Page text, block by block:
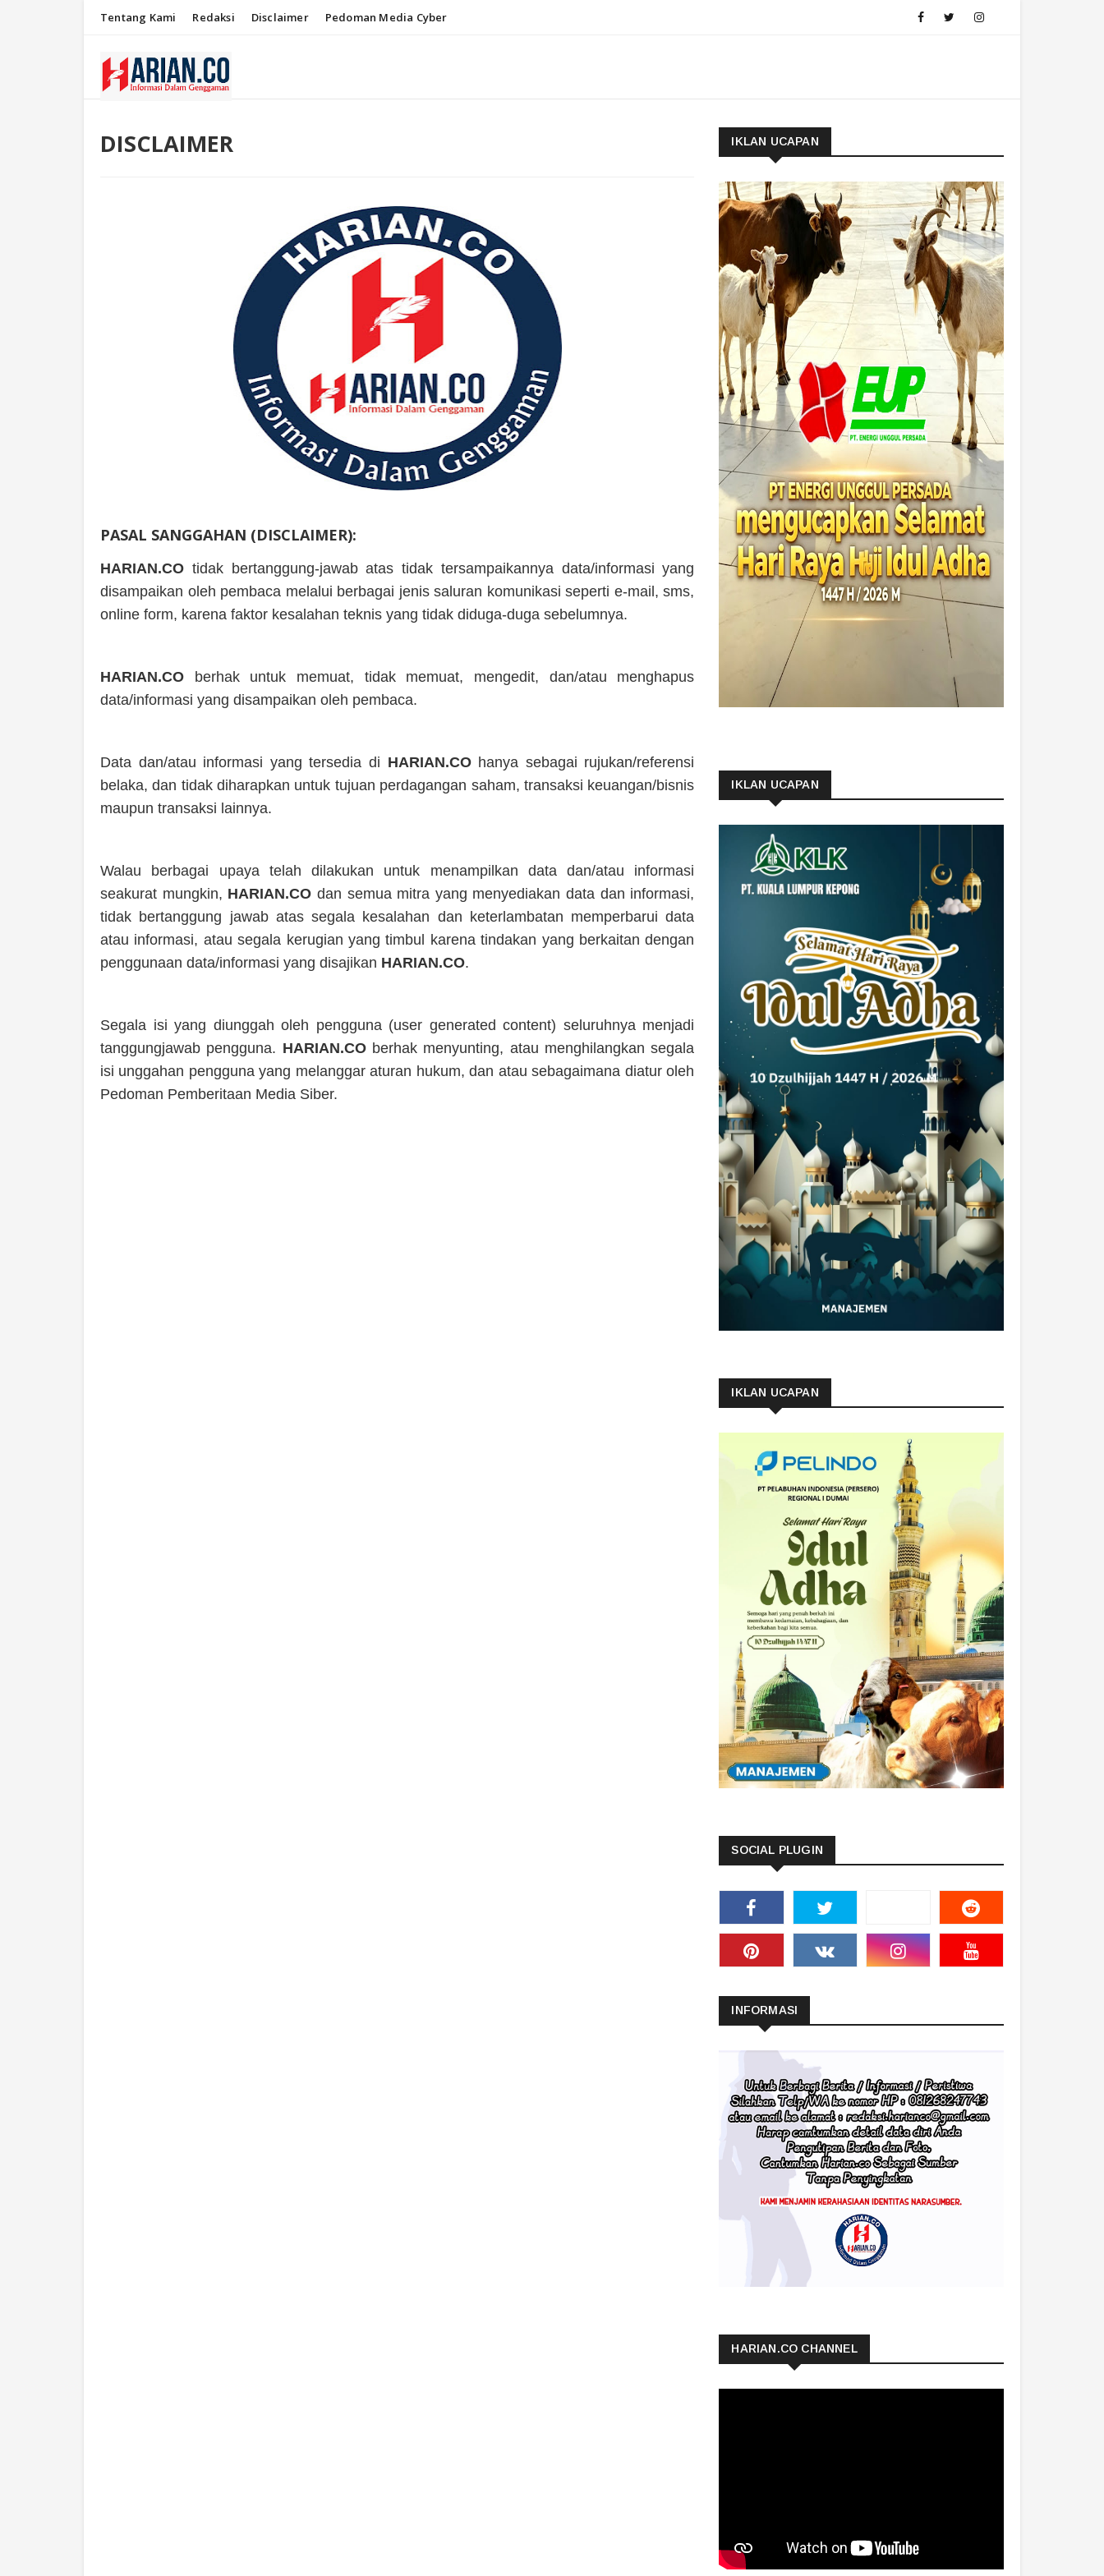
Tentang Kami Redaksi Disclaimer Pedoman Media Cyber
DISCLAIMER
PASAL SANGGAHAN (DISCLAIMER):
HARIAN.CO tidak bertanggung-jawab atas tidak tersampaikannya data/informasi yang
disampaikan oleh pembaca melalui berbagai jenis saluran komunikasi seperti e-mail, sms,
online form, karena faktor kesalahan teknis yang tidak diduga-duga sebelumnya.
HARIAN.CO berhak untuk memuat, tidak memuat, mengedit, dan/atau menghapus
data/informasi yang disampaikan oleh pembaca.
Data dan/atau informasi yang tersedia di HARIAN.COhanya sebagai rujukan/referensi
belaka, dan tidak diharapkan untuk tujuan perdagangan saham, transaksi keuangan/bisnis
maupun transaksi lainnya.
Walau berbagai upaya telah dilakukan untuk menampilkan data dan/atau informasi
seakurat mungkin, HARIAN.CO dan semua mitra yang menyediakan data dan informasi,
tidak bertanggung jawab atas segala kesalahan dan keterlambatan memperbarui data
atau informasi, atau segala kerugian yang timbul karena tindakan yang berkaitan dengan
penggunaan data/informasi yang disajikan HARIAN.CO.
Segala isi yang diunggah oleh pengguna (user generated content) seluruhnya menjadi
tanggungjawab pengguna. HARIAN.COberhak menyunting, atau menghilangkan segala
isi unggahan pengguna yang melanggar aturan hukum, dan atau sebagaimana diatur oleh
Pedoman Pemberitaan Media Siber.
IKLAN UCAPAN
IKLAN UCAPAN
IKLAN UCAPAN
SOCIAL PLUGIN
INFORMASI
HARIAN.CO CHANNEL